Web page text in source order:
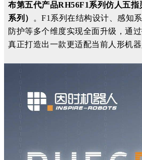
布第五代产品RH56F1系列仿人五指
系列） 。 F1系列在结构设计、感知系
防护等多个维度实现全面升级， 通过
真正打造出一款更适配当前人形机